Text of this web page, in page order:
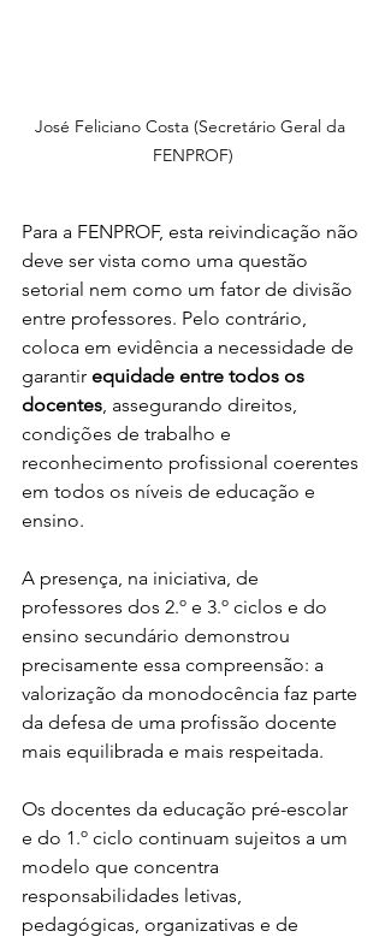
José Feliciano Costa (Secretário Geral da
FENPROF)
Para a FENPROF, esta reivindicação não
deve ser vista como uma questão
setorial nem como um fator de divisão
entre professores. Pelo contrário,
coloca em evidência a necessidade de
garantir equidade entre todos os
docentes , assegurando direitos,
condições de trabalho e
reconhecimento profissional coerentes
em todos os níveis de educação e
ensino.
A presença, na iniciativa, de
professores dos 2.º e 3.º ciclos e do
ensino secundário demonstrou
precisamente essa compreensão: a
valorização da monodocência faz parte
da defesa de uma profissão docente
mais equilibrada e mais respeitada.
Os docentes da educação pré-escolar
e do 1.º ciclo continuam sujeitos a um
modelo que concentra
responsabilidades letivas,
pedagógicas, organizativas e de